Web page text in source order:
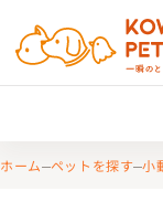
ホーム ペットを探す 小